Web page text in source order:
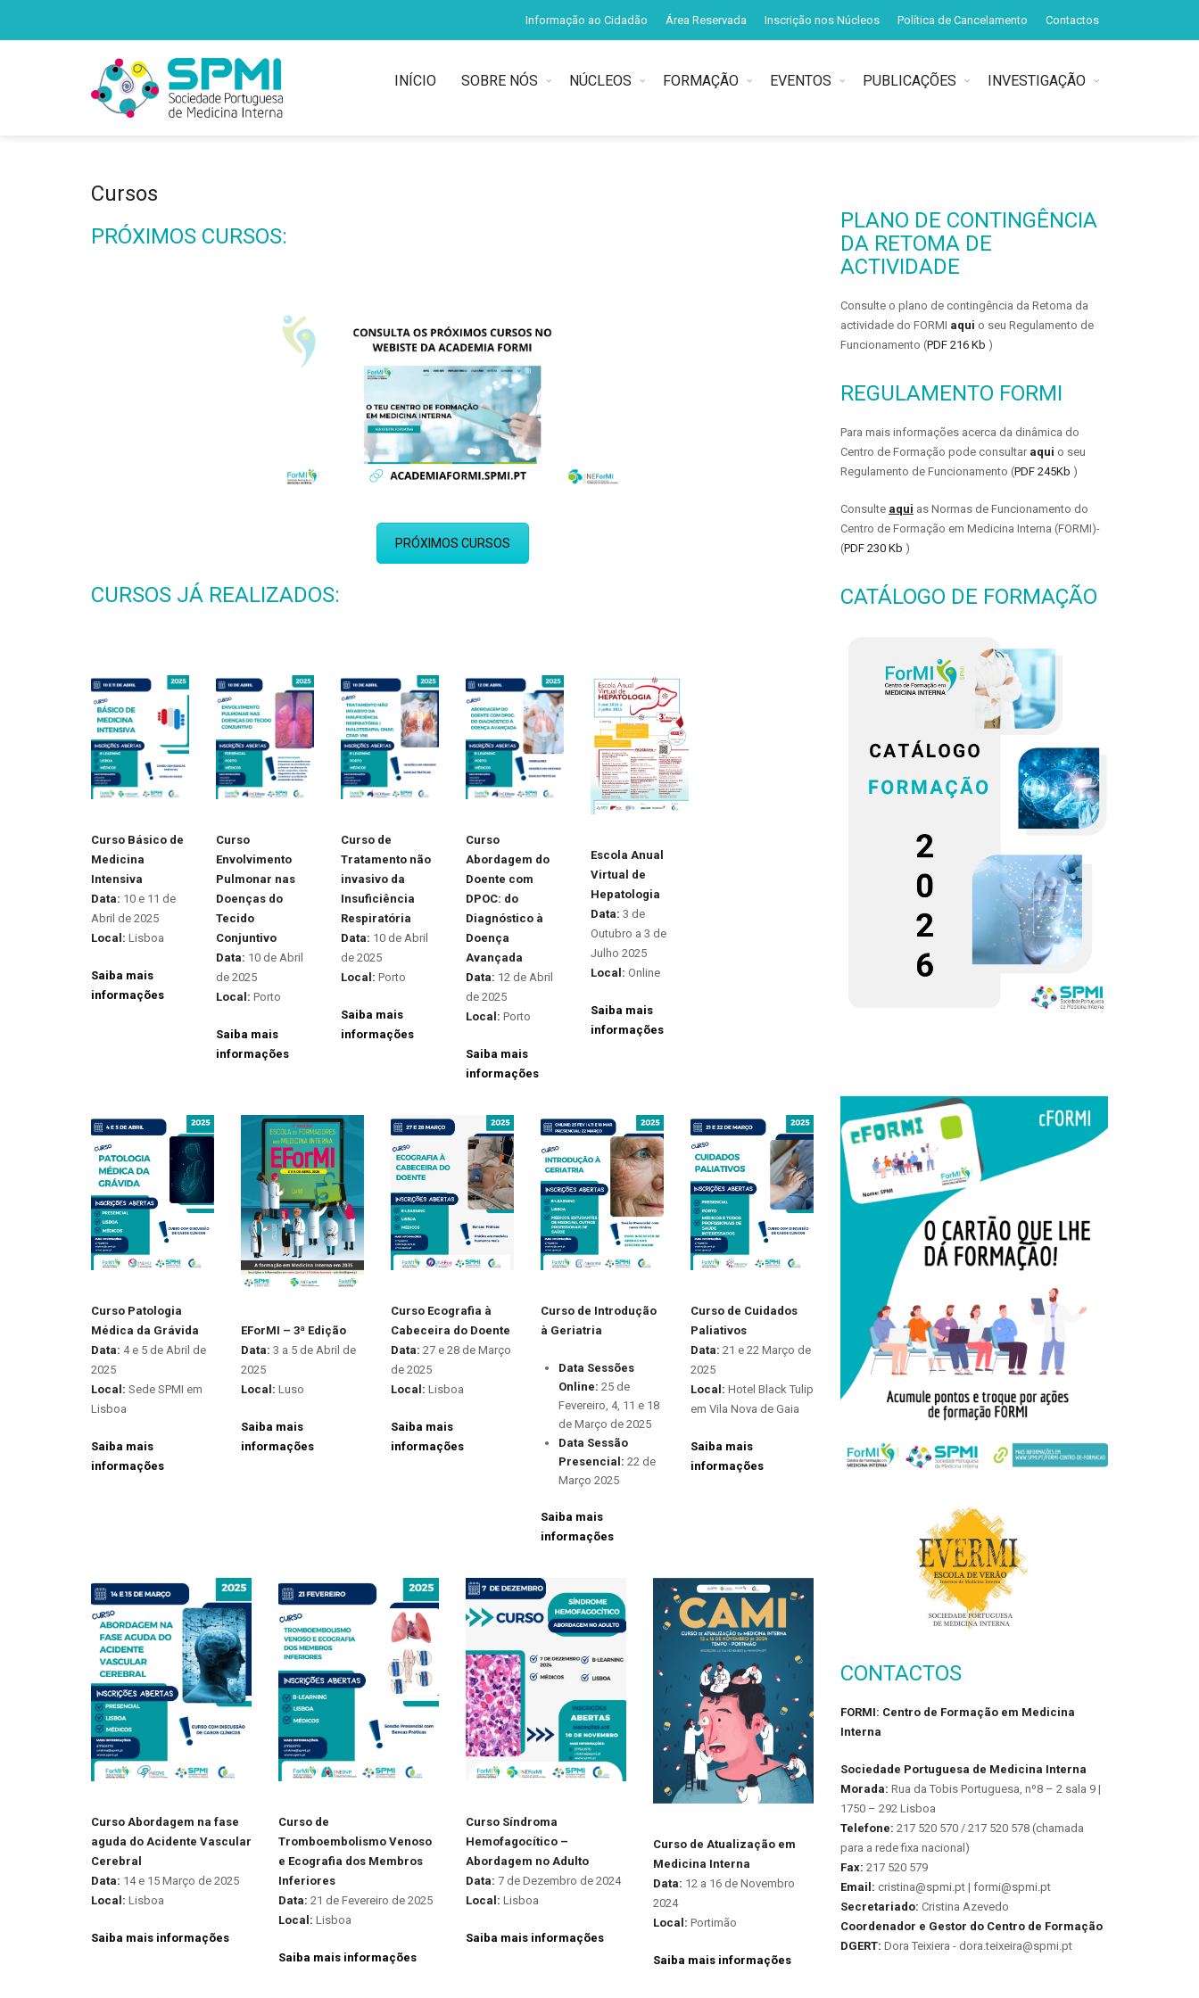
Informação ao Cidadão Área Reservada Inscrição nos Núcleos Política de Cancelamento Contactos
INÍCIO SOBRE NÓS NÚCLEOS FORMAÇÃO EVENTOS PUBLICAÇÕES INVESTIGAÇÃO
Cursos
PRÓXIMOS CURSOS:
PRÓXIMOS CURSOS
CURSOS JÁ REALIZADOS:
Curso Básico de
Medicina
Intensiva
Data: 10 e 11 de
Abril de 2025
Local: Lisboa
Saiba mais
informações
Curso
Envolvimento
Pulmonar nas
Doenças do
Tecido
Conjuntivo
Data: 10 de Abril
de 2025
Local: Porto
Saiba mais
informações
Curso de
Tratamento não
invasivo da
Insuficiência
Respiratória
Data: 10 de Abril
de 2025
Local: Porto
Saiba mais
informações
Curso
Abordagem do
Doente com
DPOC: do
Diagnóstico à
Doença
Avançada
Data: 12 de Abril
de 2025
Local: Porto
Saiba mais
informações
Escola Anual
Virtual de
Hepatologia
Data: 3 de
Outubro a 3 de
Julho 2025
Local: Online
Saiba mais
informações
Curso Patologia
Médica da Grávida
Data: 4 e 5 de Abril de
2025
Local: Sede SPMI em
Lisboa
Saiba mais
informações
EForMI – 3ª Edição
Data: 3 a 5 de Abril de
2025
Local: Luso
Saiba mais
informações
Curso Ecografia à
Cabeceira do Doente
Data: 27 e 28 de Março
de 2025
Local: Lisboa
Saiba mais
informações
Curso de Introdução
à Geriatria
Data Sessões
Online: 25 de
Fevereiro, 4, 11 e 18
de Março de 2025
Data Sessão
Presencial: 22 de
Março 2025
Saiba mais
informações
Curso de Cuidados
Paliativos
Data: 21 e 22 Março de
2025
Local: Hotel Black Tulip
em Vila Nova de Gaia
Saiba mais
informações
Curso Abordagem na fase
aguda do Acidente Vascular
Cerebral
Data: 14 e 15 Março de 2025
Local: Lisboa
Saiba mais informações
Curso de
Tromboembolismo Venoso
e Ecografia dos Membros
Inferiores
Data: 21 de Fevereiro de 2025
Local: Lisboa
Saiba mais informações
Curso Síndroma
Hemofagocítico –
Abordagem no Adulto
Data: 7 de Dezembro de 2024
Local: Lisboa
Saiba mais informações
Curso de Atualização em
Medicina Interna
Data: 12 a 16 de Novembro
2024
Local: Portimão
Saiba mais informações
PLANO DE CONTINGÊNCIA
DA RETOMA DE
ACTIVIDADE
Consulte o plano de contingência da Retoma da
actividade do FORMI aqui o seu Regulamento de
Funcionamento (PDF 216 Kb )
REGULAMENTO FORMI
Para mais informações acerca da dinâmica do
Centro de Formação pode consultar aqui o seu
Regulamento de Funcionamento (PDF 245Kb )
Consulte aqui as Normas de Funcionamento do
Centro de Formação em Medicina Interna (FORMI)-
(PDF 230 Kb )
CATÁLOGO DE FORMAÇÃO
CONTACTOS
FORMI: Centro de Formação em Medicina
Interna
Sociedade Portuguesa de Medicina Interna
Morada:Rua da Tobis Portuguesa, nº8 – 2 sala 9 |
1750 – 292 Lisboa
Telefone:217 520 570 / 217 520 578 (chamada
para a rede fixa nacional)
Fax: 217 520 579
Email:cristina@spmi.pt | formi@spmi.pt
Secretariado:Cristina Azevedo
Coordenador e Gestor do Centro de Formação
DGERT: Dora Teixiera - dora.teixeira@spmi.pt